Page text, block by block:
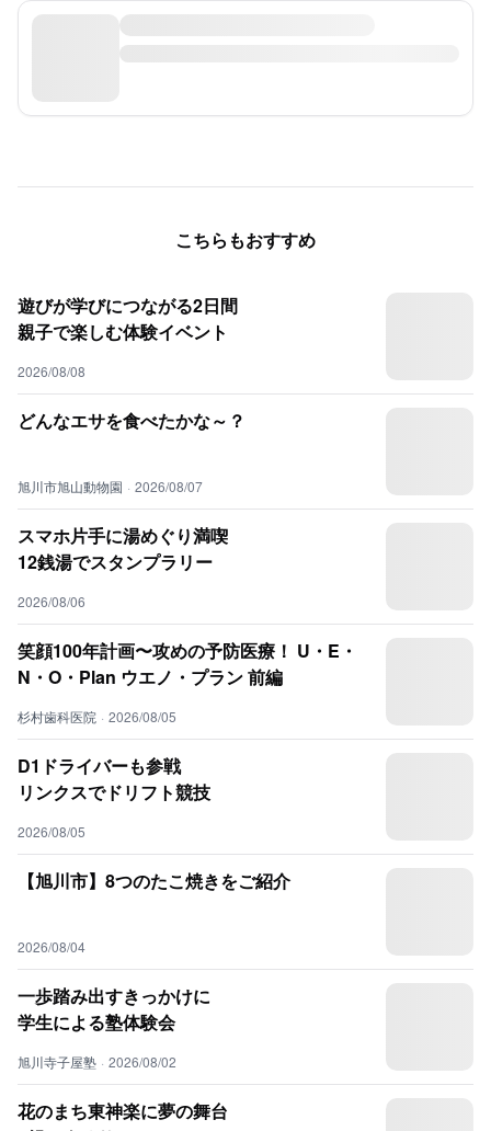
こちらもおすすめ
遊びが学びにつながる2日間
親子で楽しむ体験イベント
2026/08/08
どんなエサを食べたかな～？
旭川市旭山動物園 · 2026/08/07
スマホ片手に湯めぐり満喫
12銭湯でスタンプラリー
2026/08/06
笑顔100年計画〜攻めの予防医療！ U・E・
N・O・Plan ウエノ・プラン 前編
杉村歯科医院 · 2026/08/05
D1ドライバーも参戦
リンクスでドリフト競技
2026/08/05
【旭川市】8つのたこ焼きをご紹介
2026/08/04
一歩踏み出すきっかけに
学生による塾体験会
旭川寺子屋塾 · 2026/08/02
花のまち東神楽に夢の舞台